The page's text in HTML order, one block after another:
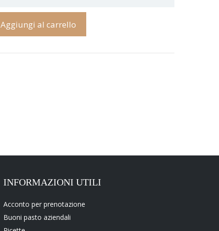
Aggiungi al carrello
INFORMAZIONI UTILI
Acconto per prenotazione
Buoni pasto aziendali